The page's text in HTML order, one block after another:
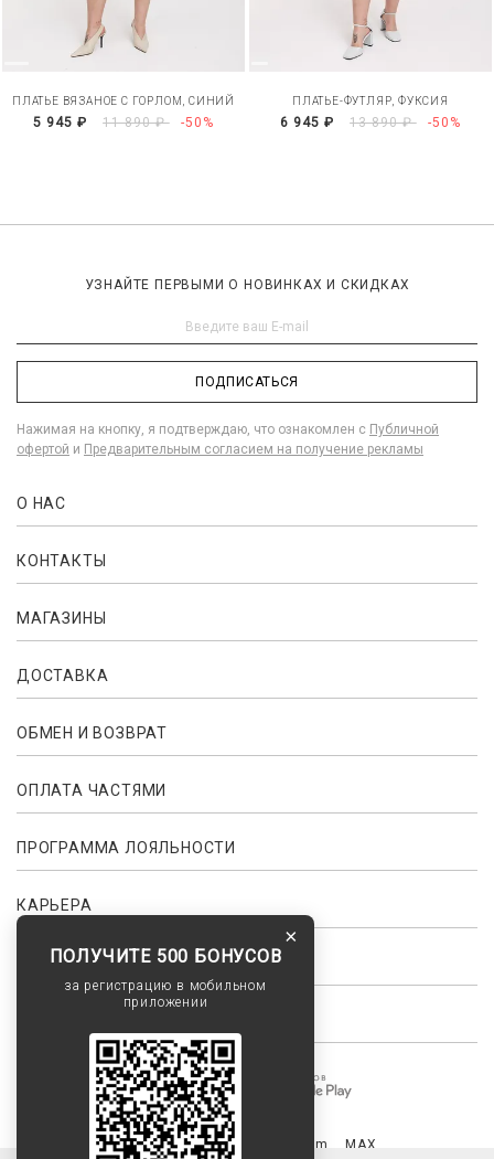
ПЛАТЬЕ ВЯЗАНОЕ С ГОРЛОМ, СИНИЙ
5 945 ₽ 11 890 ₽ -50%
ПЛАТЬЕ-ФУТЛЯР, ФУКСИЯ
6 945 ₽ 13 890 ₽ -50%
УЗНАЙТЕ ПЕРВЫМИ О НОВИНКАХ И СКИДКАХ
ПОДПИСАТЬСЯ
Нажимая на кнопку, я подтверждаю, что ознакомлен с Публичной
офертой и Предварительным согласием на получение рекламы
О НАС
КОНТАКТЫ
МАГАЗИНЫ
ДОСТАВКА
ОБМЕН И ВОЗВРАТ
ОПЛАТА ЧАСТЯМИ
ПРОГРАММА ЛОЯЛЬНОСТИ
КАРЬЕРА
ПАРТНЕРСТВО ДЛЯ СТИЛИСТОВ
+7 (915) 330-28-50 Telegram MAX
×
ПОЛУЧИТЕ 500 БОНУСОВ
за регистрацию в мобильном
приложении